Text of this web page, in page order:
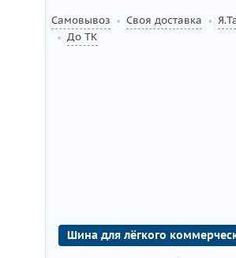
Самовывоз • Своя доставка •
• До ТК
Шина для лёгкого